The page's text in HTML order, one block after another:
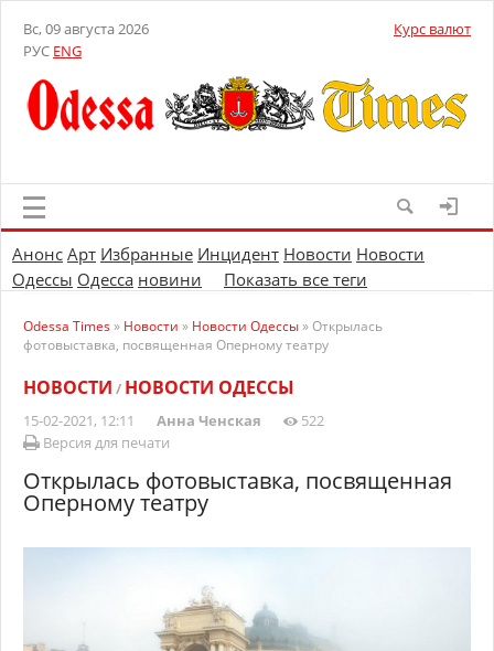
Вс, 09 августа 2026
РУС ENG
Курс валют
Анонс Арт Избранные Инцидент Новости Новости
Одессы Одесса новини Показать все теги
Odessa Times» Новости » Новости Одессы» Открылась
фотовыставка, посвященная Оперному театру
НОВОСТИ / НОВОСТИ ОДЕССЫ
15-02-2021, 12:11 Анна Ченская
522
Версия для печати
Открылась фотовыставка, посвященная
Оперному театру